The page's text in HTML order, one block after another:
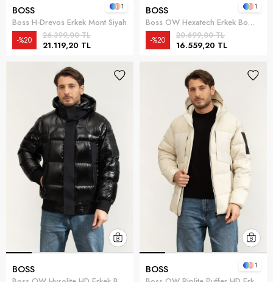
BOSS
Boss H-Drevos Erkek Mont Siyah
21.119,20 TL
26.399,00 TL
%20
1 BOSS
Boss OW Hexatech Erkek Bomber Mont Beyaz
16.559,20 TL
20.699,00 TL
%20
1
BOSS BOSS 1